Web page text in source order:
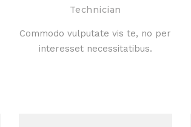
Technician
Commodo vulputate vis te, no per
interesset necessitatibus.